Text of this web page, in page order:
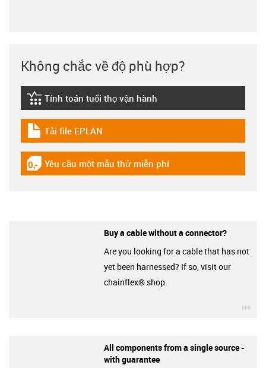
Không chắc về độ phù hợp?
igus-icon-lebensdauerrechner
Tính toán tuổi thọ vận hành
igus-icon-download-plan
Tải file EPLAN
igus-icon-gratismuster
Yêu cầu một mẫu thử miễn phí
Buy a cable without a connector?
Are you looking for a cable that has not
yet been harnessed? If so, visit our
chainflex® shop.
All components from a single source -
with guarantee